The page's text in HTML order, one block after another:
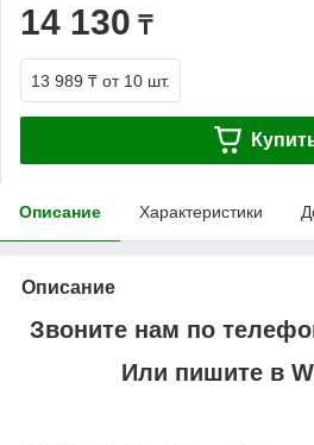
14 130 ₸
13 989 ₸ от 10 шт.
Описание Характеристики
Описание
Звоните нам по
Или пишите в